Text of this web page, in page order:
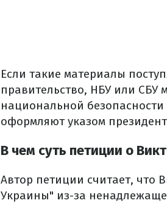
Если такие материалы
правительство, НБУ или СБУ
национальной
оформляют указом
В чем суть петиции о
Автор петиции считает, что
Украины" из-за